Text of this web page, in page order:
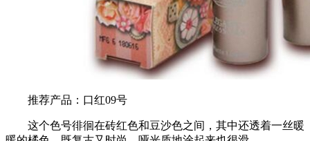
推荐产品：口红09号
这个色号徘徊在砖红色和豆沙色之间，其中还透着一丝暖